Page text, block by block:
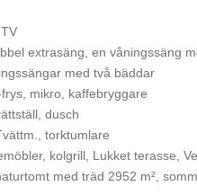
TV
extrasäng, en våningssäng
med två bäddar
mikro, kaffebryggare
dusch
torktumlare
kolgrill, Lukket terasse,
med träd 2952 m²,